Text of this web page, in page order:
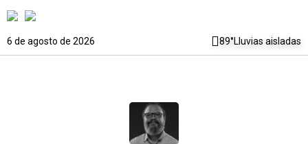
6 de agosto de 2026 89°Lluvias aisladas